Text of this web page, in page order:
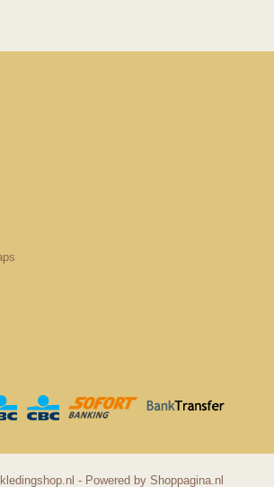
- Powered by Shoppagina.nl